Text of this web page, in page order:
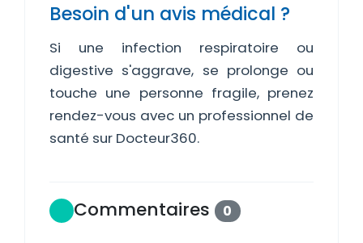
Besoin d'un avis médical ?
Si une infection respiratoire ou
digestive s'aggrave, se prolonge ou
touche une personne fragile, prenez
rendez-vous avec un professionnel de
santé sur Docteur360.
Commentaires 0